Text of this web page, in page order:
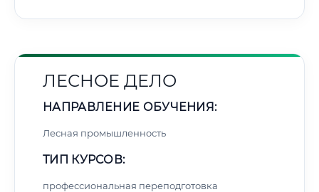
ЛЕСНОЕ ДЕЛО
НАПРАВЛЕНИЕ ОБУЧЕНИЯ:
Лесная промышленность
ТИП КУРСОВ:
профессиональная переподготовка